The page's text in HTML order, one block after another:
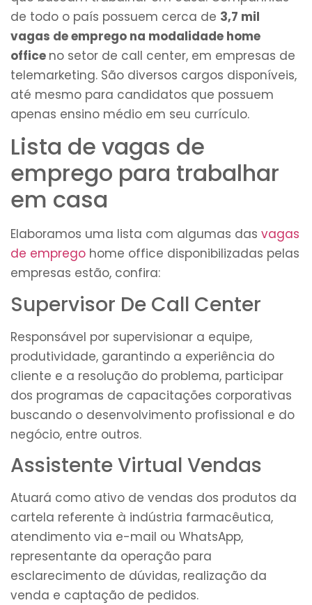
de todo o país possuem cerca de 3,7 mil
vagas de emprego na modalidade home
office no setor de call center, em empresas de
telemarketing. São diversos cargos disponíveis,
até mesmo para candidatos que possuem
apenas ensino médio em seu currículo.
Lista de vagas de
emprego para trabalhar
em casa
Elaboramos uma lista com algumas das vagas
de emprego home office disponibilizadas pelas
empresas estão, confira:
Supervisor De Call Center
Responsável por supervisionar a equipe,
produtividade, garantindo a experiência do
cliente e a resolução do problema, participar
dos programas de capacitações corporativas
buscando o desenvolvimento profissional e do
negócio, entre outros.
Assistente Virtual Vendas
Atuará como ativo de vendas dos produtos da
cartela referente à indústria farmacêutica,
atendimento via e-mail ou WhatsApp,
representante da operação para
esclarecimento de dúvidas, realização da
venda e captação de pedidos.